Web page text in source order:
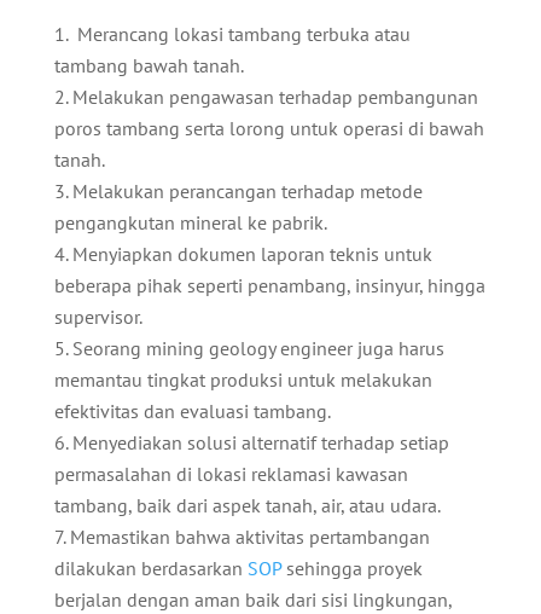
Merancang lokasi tambang terbuka atau
tambang bawah tanah.
Melakukan pengawasan terhadap pembangunan
poros tambang serta lorong untuk operasi di bawah
tanah.
Melakukan perancangan terhadap metode
pengangkutan mineral ke pabrik.
Menyiapkan dokumen laporan teknis untuk
beberapa pihak seperti penambang, insinyur, hingga
supervisor.
Seorang mining geology engineer juga harus
memantau tingkat produksi untuk melakukan
efektivitas dan evaluasi tambang.
Menyediakan solusi alternatif terhadap setiap
permasalahan di lokasi reklamasi kawasan
tambang, baik dari aspek tanah, air, atau udara.
Memastikan bahwa aktivitas pertambangan
dilakukan berdasarkan SOPsehingga proyek
berjalan dengan aman baik dari sisi lingkungan,